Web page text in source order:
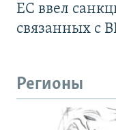
ЕС ввел
связанных с
Регионы